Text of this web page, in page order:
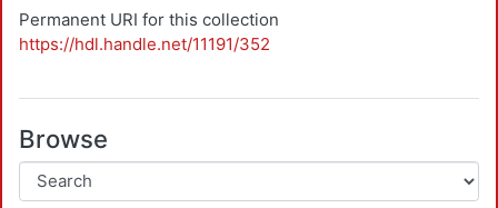
Permanent URI for this collection
https://hdl.handle.net/11191/352
Browse